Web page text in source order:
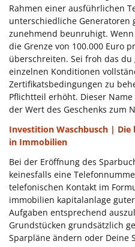
Rahmen einer ausführlichen
unterschiedliche Generatoren
zunehmend beunruhigt.
die Grenze von 100.000 Euro
überschreiten. Sei froh das
einzelnen Konditionen
Zertifikatsbedingungen zu
Pflichtteil erhöht. Dieser
der Wert des Geschenks zum
Investition Waschbusch | Die
in Immobilien
Bei der Eröffnung des
keinesfalls eine
telefonischen Kontakt im
immobilien kapitalanlage
Aufgaben entsprechend
Grundstücken grundsätzlich
Sparpläne ändern oder Deine